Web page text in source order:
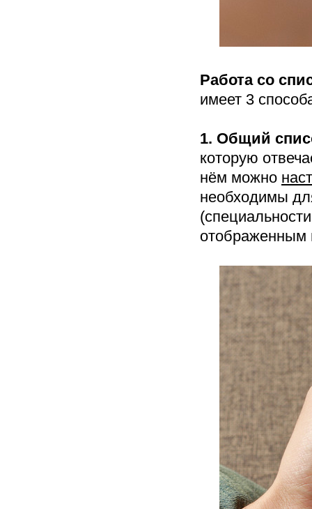
Работа со
имеет 3
1. Общий
которую
нём можно
необходимы
отображенным